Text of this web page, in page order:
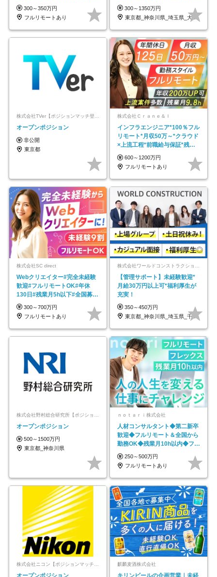
｜副業OK
300～350万円
フルリモートあり
代～30代活躍/b
300～1350万円
東京都_神奈川県_埼玉県_大阪府_愛知県…
株式会社TVer【ポジションマッチ登録】
オープンポジション
非公開
東京都
株式会社Ｃｒａｎｅ＆Ｉ
インフラエンジニア*100％フル
リモート*月収50万～*クラウド
×上流工程*前職給与保証*残業
月9.8h
600～1200万円
フルリモートあり
株式会社SC direct
Webクリエイター#完全未経験
歓迎#フルリモートOK#年休
130日#残業月5h以下#全国募集
#最大1年の研修
300～700万円
フルリモートあり
【管理サポート】未経験歓迎*
月給30万円以上可*福利厚生が
充実！
350～450万円
東京都_神奈川県_埼玉県_千葉県_大阪府…
オープンポジション
500～1500万円
東京都_神奈川県
ｎｏｔａｒｉ株式会社
人材コンサルタント◆第二新卒
歓迎◆フルリモート＆全国から
勤務OK◆残業月10h以内◆フレ
ックス制
250～500万円
フルリモートあり
株式会社ニコン【ポジションマッチ登録】 麒麟麦酒株式会社